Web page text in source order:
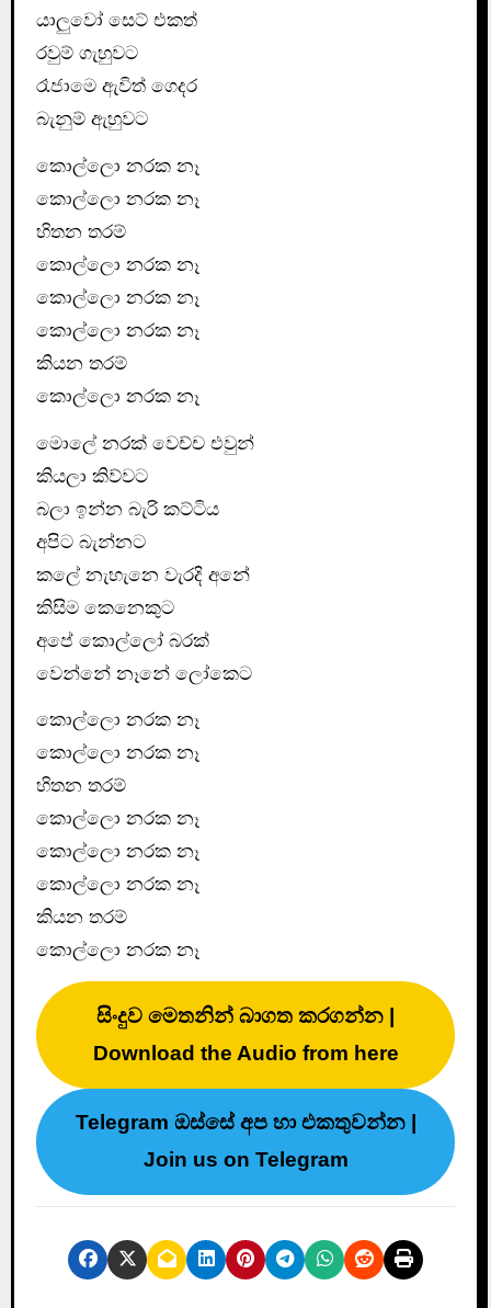
යාලුවෝ සෙට් එකත්
රවුම් ගැහුවට
රෑජාමෙ ඇවිත් ගෙදර
බැනුම් ඇහුවට
කොල්ලො නරක නෑ
කොල්ලො නරක නෑ
හිතන තරම්
කොල්ලො නරක නෑ
කොල්ලො නරක නෑ
කොල්ලො නරක නෑ
කියන තරම්
කොල්ලො නරක නෑ
මොලේ නරක් වෙච්ච එවුන්
කියලා කිව්වට
බලා ඉන්න බැරි කට්ටිය
අපිට බැන්නට
කලේ නැහැනෙ වැරදි අනේ
කිසිම කෙනෙකුට
අපේ කොල්ලෝ බරක්
වෙන්නේ නෑනේ ලෝකෙට
කොල්ලො නරක නෑ
කොල්ලො නරක නෑ
හිතන තරම්
කොල්ලො නරක නෑ
කොල්ලො නරක නෑ
කොල්ලො නරක නෑ
කියන තරම්
කොල්ලො නරක නෑ
සිංදුව මෙතනින් බාගත කරගන්න |
Download the Audio from here
Telegram ඔස්සේ අප හා එකතුවන්න |
Join us on Telegram